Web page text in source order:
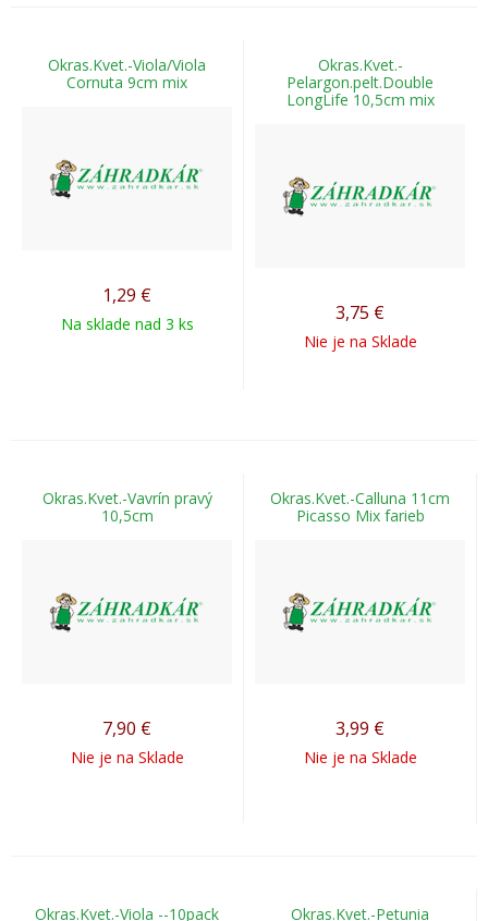
Okras.Kvet.-Viola/Viola
Cornuta 9cm mix
1,29 €
Na sklade nad 3 ks
Okras.Kvet.-
Pelargon.pelt.Double
LongLife 10,5cm mix
3,75 €
Nie je na Sklade
Okras.Kvet.-Vavrín pravý
10,5cm
7,90 €
Nie je na Sklade
Okras.Kvet.-Calluna 11cm
Picasso Mix farieb
3,99 €
Nie je na Sklade
Okras.Kvet.-Viola --10pack Okras.Kvet.-Petunia